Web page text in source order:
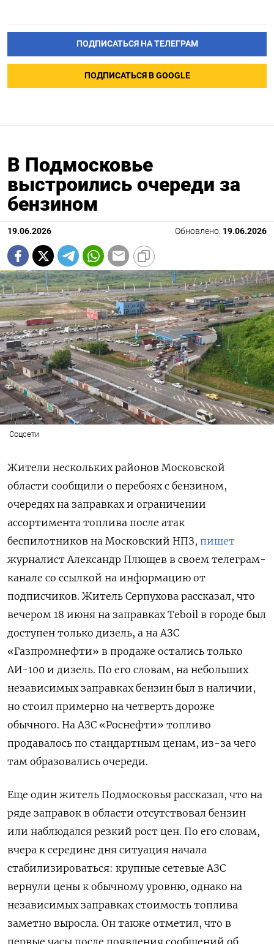
ПОДПИСАТЬСЯ НА ТЕЛЕГРАМ
ПОДПИСАТЬСЯ В GOOGLE
В Подмосковье
выстроились очереди за
бензином
19.06.2026 Обновлено: 19.06.2026
Соцсети
Жители нескольких районов Московской
области сообщили о перебоях с бензином,
очередях на заправках и ограничении
ассортимента топлива после атак
беспилотников на Московский НПЗ, пишет
журналист Александр Плющев в своем телеграм-
канале со ссылкой на информацию от
подписчиков. Житель Серпухова рассказал, что
вечером 18 июня на заправках Teboil в городе был
доступен только дизель, а на АЗС
«Газпромнефти» в продаже остались только
АИ-100 и дизель. По его словам, на небольших
независимых заправках бензин был в наличии,
но стоил примерно на четверть дороже
обычного. На АЗС «Роснефти» топливо
продавалось по стандартным ценам, из-за чего
там образовались очереди.
Еще один житель Подмосковья рассказал, что на
ряде заправок в области отсутствовал бензин
или наблюдался резкий рост цен. По его словам,
вчера к середине дня ситуация начала
стабилизироваться: крупные сетевые АЗС
вернули цены к обычному уровню, однако на
независимых заправках стоимость топлива
заметно выросла. Он также отметил, что в
первые часы после появления сообщений об